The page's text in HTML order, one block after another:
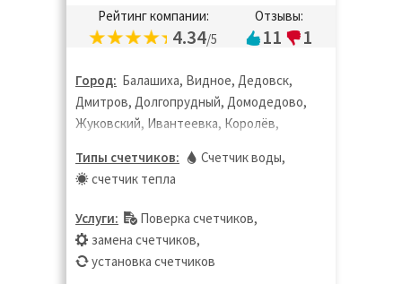
Рейтинг компании:
4.34/5
Отзывы:
11 1
Город: Балашиха, Видное, Дедовск,
Дмитров, Долгопрудный, Домодедово,
Жуковский, Ивантеевка, Королёв,
Люберцы, Москва, Московская область,
Мытищи, Ногинск, Одинцово, Пушкино,
Раменское, Реутов, Фрязино, Химки,
Щёлково, Электросталь
Типы счетчиков: Счетчик воды,
счетчик тепла
Услуги: Поверка счетчиков,
замена счетчиков,
установка счетчиков